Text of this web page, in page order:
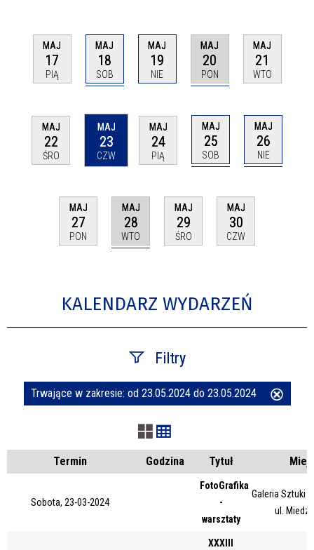
MAJ
17
PIĄ
MAJ
18
SOB
MAJ
19
NIE
MAJ
20
PON
MAJ
21
WTO
MAJ
22
ŚRO
MAJ
23
CZW
MAJ
24
PIĄ
MAJ
25
SOB
MAJ
26
NIE
MAJ
27
PON
MAJ
28
WTO
MAJ
29
ŚRO
MAJ
30
CZW
KALENDARZ WYDARZEŃ
Filtry
Szukana fraza
Kategoria
Trwające w zakresie
Trwające w zakresie: od 23.05.2024 do 23.05.2024
Termin Godzina Tytuł
Sobota, 23-03-2024
FotoGrafika
-
warsztaty
Galeria Sztuki
ul.
XXXIII